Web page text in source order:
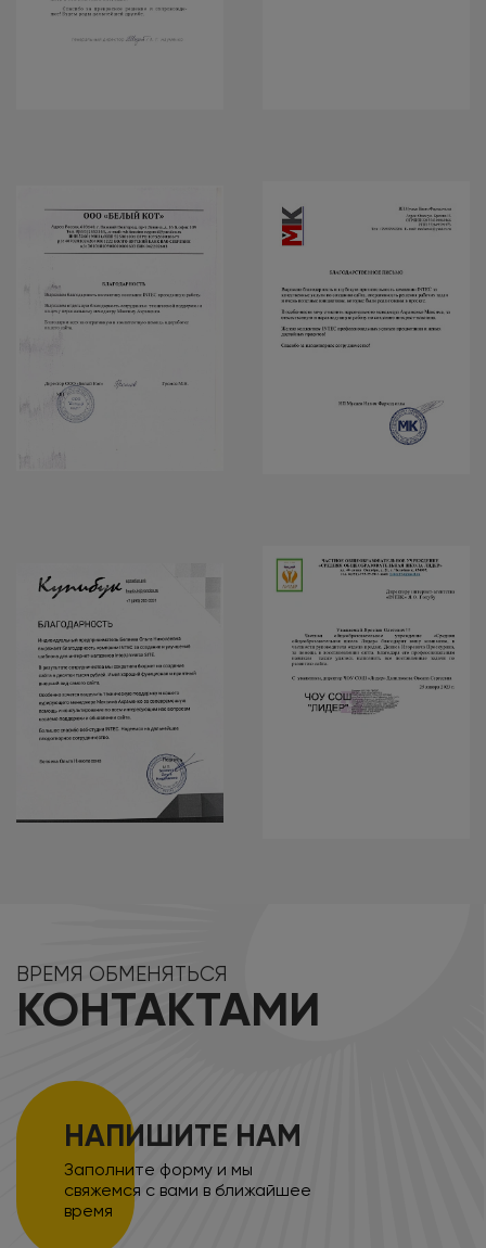
ВРЕМЯ ОБМЕНЯТЬСЯ
КОНТАКТАМИ
НАПИШИТЕ НАМ
Заполните форму и мы
свяжемся с вами в ближайшее
время